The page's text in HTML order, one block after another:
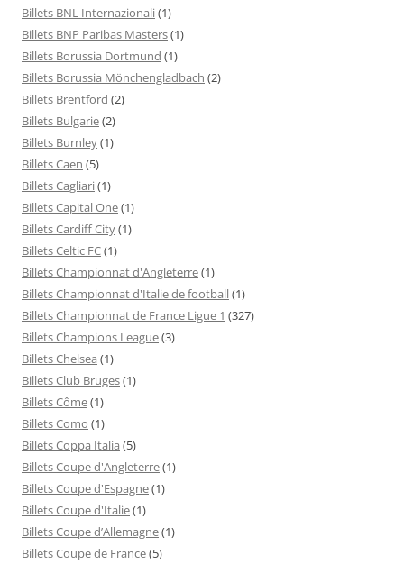
Billets BNL Internazionali(1)
Billets BNP Paribas Masters(1)
Billets Borussia Dortmund (1)
Billets Borussia Mönchengladbach (2)
Billets Brentford (2)
Billets Bulgarie(2)
Billets Burnley(1)
Billets Caen (5)
Billets Cagliari(1)
Billets Capital One(1)
Billets Cardiff City(1)
Billets Celtic FC(1)
Billets Championnat d'Angleterre(1)
Billets Championnat d'Italie de football(1)
Billets Championnat de France Ligue 1 (327)
Billets Champions League(3)
Billets Chelsea (1)
Billets Club Bruges(1)
Billets Côme(1)
Billets Como (1)
Billets Coppa Italia (5)
Billets Coupe d'Angleterre(1)
Billets Coupe d'Espagne(1)
Billets Coupe d'Italie(1)
Billets Coupe d’Allemagne(1)
Billets Coupe de France(5)